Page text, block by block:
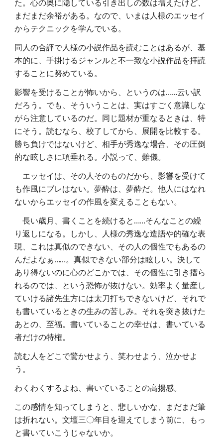
た。心の奥に隠している引き出しの数は増えたけど、
まだまだ余裕がある。なので、いまは人様のエッセイ
からテクニックを学んでいる。
同人の合評で人様の小説作品を読むことはあるが、基
本的に、手掛けるジャンルと不一致な小説作品を拝読
することに努めている。
影響を受けることが怖いから、というのは……云い訳
だろう。でも、そういうことは、実はすごく意識しな
がら注意しているのだ。同じ題材が重なるときは、特
にそう。読むなら、校了してから、展開を比較する。
勝ち負けではないけど、相手が秀逸な場合、その圧倒
的な眩しさに項垂れる。小説って、難儀。
エッセイは、その人そのものだから、影響を受けて
も作風にブレはない。夢酔は、夢酔だ。他人にはなれ
ないからエッセイの作風を変えることもない。
長い歳月、書くことを続けると……そんなことの繰
り返しになる。しかし、人様の秀逸な造語や的確な表
現、これは真似のできない、その人の個性でもあるの
んだよなぁ……。真似できない部分は眩しい。決して
あり得ないのに心のどこかでは、その個性に引き摺ら
れるのでは、という恐怖が抜けない。効率よく量産し
ていける諸先生方には太刀打ちできないけど、それで
も書いているときの生みの苦しみ。それを突き抜けた
あとの、至福。書いていることの幸せは、書いている
者だけの特権。
読む人をどこで驚かせよう、笑わせよう、泣かせよ
う。
わくわくするよね、書いていることの高揚感。
この感情を知ってしまうと、悲しいかな、まだまだ筆
は折れない。文壇三〇年目を迎えてしまう前に、もっ
と書いていこうじゃないか。